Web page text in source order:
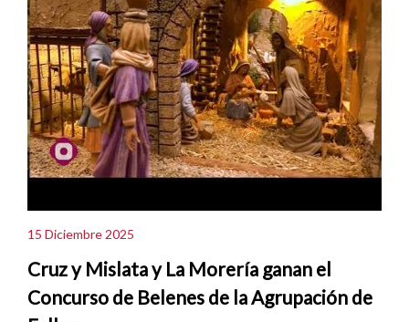
15 Diciembre 2025
Cruz y Mislata y La Morería ganan el
Concurso de Belenes de la Agrupación de